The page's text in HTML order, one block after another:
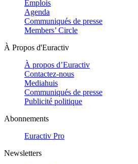
Emplois
Agenda
Communiqués de presse
Members’ Circle
À Propos d'Euractiv
À propos d’Euractiv
Contactez-nous
Mediahuis
Communiqués de presse
Publicité politique
Abonnements
Euractiv Pro
Newsletters